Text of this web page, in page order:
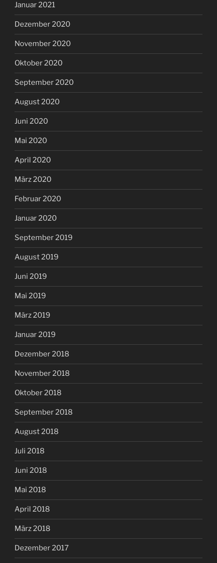
Januar 2021
Dezember 2020
November 2020
Oktober 2020
September 2020
August 2020
Juni 2020
Mai 2020
April 2020
März 2020
Februar 2020
Januar 2020
September 2019
August 2019
Juni 2019
Mai 2019
März 2019
Januar 2019
Dezember 2018
November 2018
Oktober 2018
September 2018
August 2018
Juli 2018
Juni 2018
Mai 2018
April 2018
März 2018
Dezember 2017